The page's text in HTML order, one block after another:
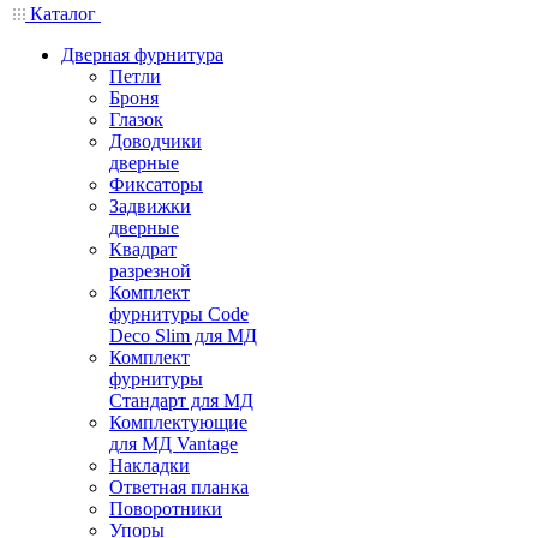
Каталог
Дверная фурнитура
Петли
Броня
Глазок
Доводчики
дверные
Фиксаторы
Задвижки
дверные
Квадрат
разрезной
Комплект
фурнитуры Code
Deco Slim для МД
Комплект
фурнитуры
Стандарт для МД
Комплектующие
для МД Vantage
Накладки
Ответная планка
Поворотники
Упоры